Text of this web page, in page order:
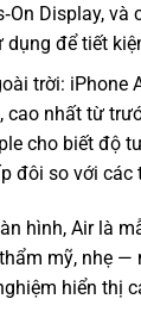
Display, và
dụng để tiết
trời: iPhone
cao nhất từ
cho biết độ
đôi so với các
hình, Air là
mỹ, nhẹ —
hiển thị